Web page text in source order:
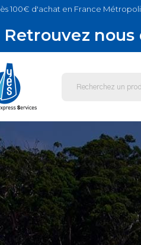
100€ d'achat en France
Retrouvez nous